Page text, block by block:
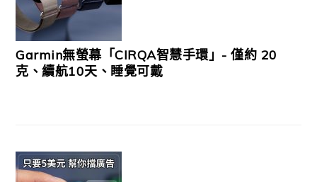
Garmin無螢幕「CIRQA智慧手環」- 僅約 20
克、續航10天、睡覺可戴